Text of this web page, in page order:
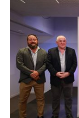
desafío ganadero y
Pasquau, Ángel Luis
Guadajira, José
y Andrés García.
ganadero con reses
Mota, Alberto
septiembre -.
astados de Veiga
Rivera, Damián
septiembre-. Corrida